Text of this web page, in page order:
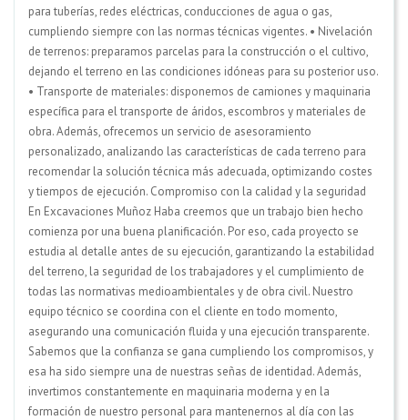
para tuberías, redes eléctricas, conducciones de agua o gas,
cumpliendo siempre con las normas técnicas vigentes. • Nivelación
de terrenos: preparamos parcelas para la construcción o el cultivo,
dejando el terreno en las condiciones idóneas para su posterior uso.
• Transporte de materiales: disponemos de camiones y maquinaria
específica para el transporte de áridos, escombros y materiales de
obra. Además, ofrecemos un servicio de asesoramiento
personalizado, analizando las características de cada terreno para
recomendar la solución técnica más adecuada, optimizando costes
y tiempos de ejecución. Compromiso con la calidad y la seguridad
En Excavaciones Muñoz Haba creemos que un trabajo bien hecho
comienza por una buena planificación. Por eso, cada proyecto se
estudia al detalle antes de su ejecución, garantizando la estabilidad
del terreno, la seguridad de los trabajadores y el cumplimiento de
todas las normativas medioambientales y de obra civil. Nuestro
equipo técnico se coordina con el cliente en todo momento,
asegurando una comunicación fluida y una ejecución transparente.
Sabemos que la confianza se gana cumpliendo los compromisos, y
esa ha sido siempre una de nuestras señas de identidad. Además,
invertimos constantemente en maquinaria moderna y en la
formación de nuestro personal para mantenernos al día con las